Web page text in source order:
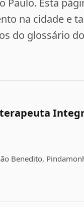
Paulo. Esta
na cidade e
do glossário
Benedito,